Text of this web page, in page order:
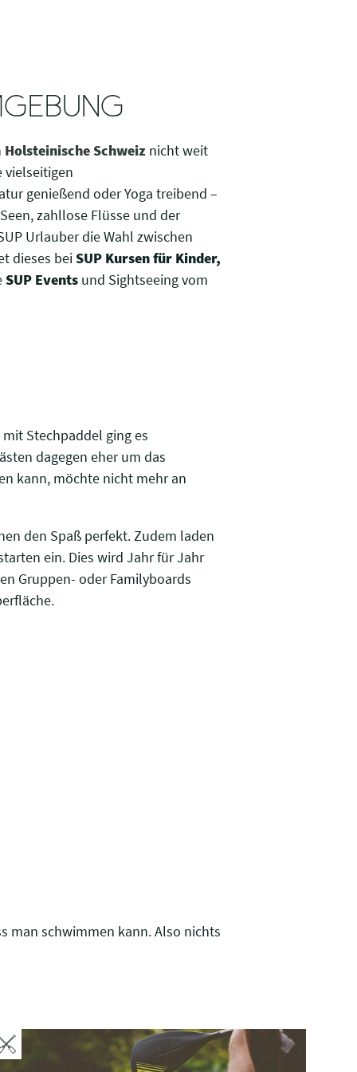
Holsteinische Schweiz nicht weit
vielseitigen
genießend oder Yoga treibend –
zahllose Flüsse und der
Urlauber die Wahl zwischen
dieses beiSUP Kursen für Kinder,
SUP Events und Sightseeing vom
Stechpaddel ging es
dagegen eher um das
kann, möchte nicht mehr an
den Spaß perfekt. Zudem laden
ein. Dies wird Jahr für Jahr
Gruppen- oder Familyboards
man schwimmen kann. Also nichts